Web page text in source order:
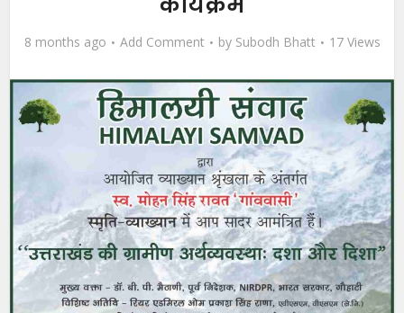
8 months ago Add Comment by Subodh Bhatt 17 Views